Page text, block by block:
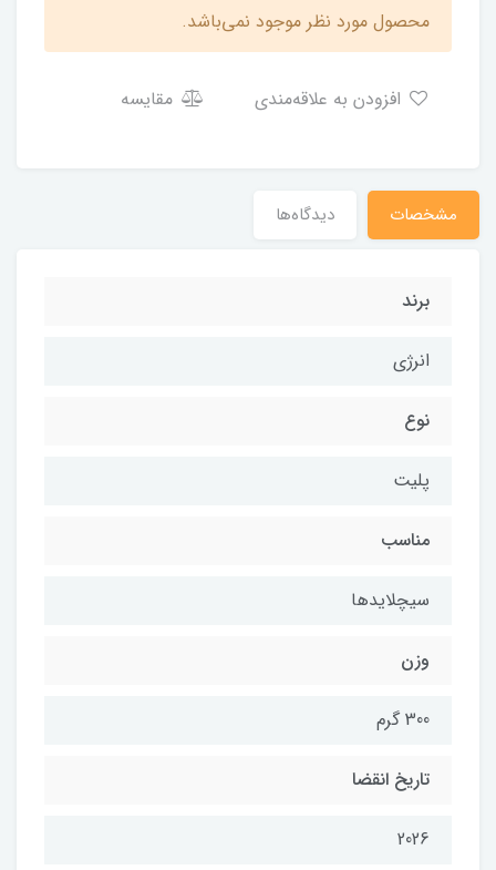
محصول مورد نظر موجود نمی‌باشد.
مقایسه
مشخصات دیدگاه‌ها
برند
انرژی
نوع
پلیت
مناسب
سیچلایدها
وزن
300 گرم
تاریخ انقضا
2026